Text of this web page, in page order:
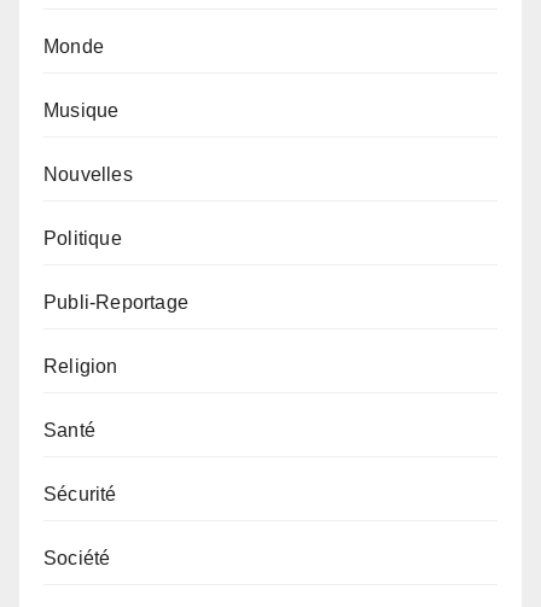
Monde
Musique
Nouvelles
Politique
Publi-Reportage
Religion
Santé
Sécurité
Société